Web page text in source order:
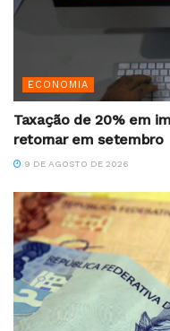
ECONOMIA
Taxação de 20% em
retornar em setembro
9 DE AGOSTO DE 2026